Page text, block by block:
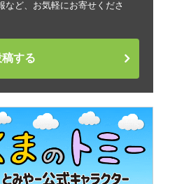
など、お気軽にお寄せくださ
する